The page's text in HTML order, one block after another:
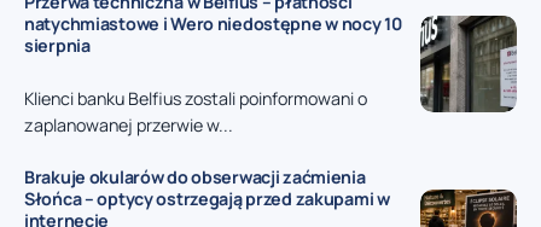
natychmiastowe i Wero niedostępne w nocy 10
sierpnia
Klienci banku Belfius zostali poinformowani o
zaplanowanej przerwie w...
Brakuje okularów do obserwacji zaćmienia
Słońca – optycy ostrzegają przed zakupami w
internecie